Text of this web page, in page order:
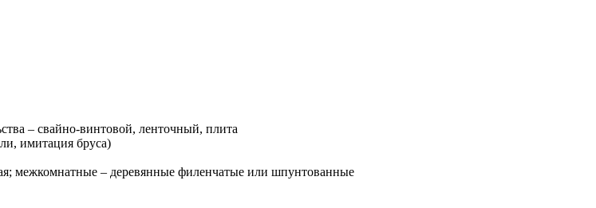
– свайно-винтовой, ленточный, плита
имитация бруса)
межкомнатные – деревянные филенчатые или шпунтованные